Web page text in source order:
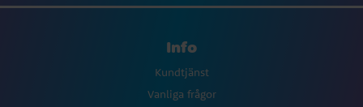
Info
Kundtjänst
Vanliga frågor